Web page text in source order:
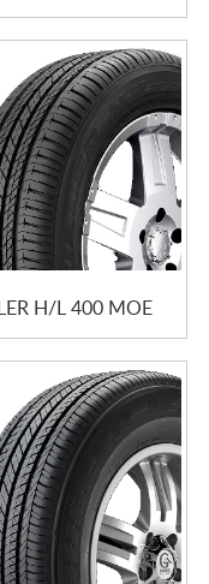
H/L 400 MOE